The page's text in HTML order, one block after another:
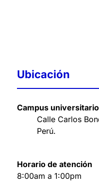
Ubicación
Campus universitario
Calle Carlos
Perú.
Horario de atención
8:00am a 1:00pm